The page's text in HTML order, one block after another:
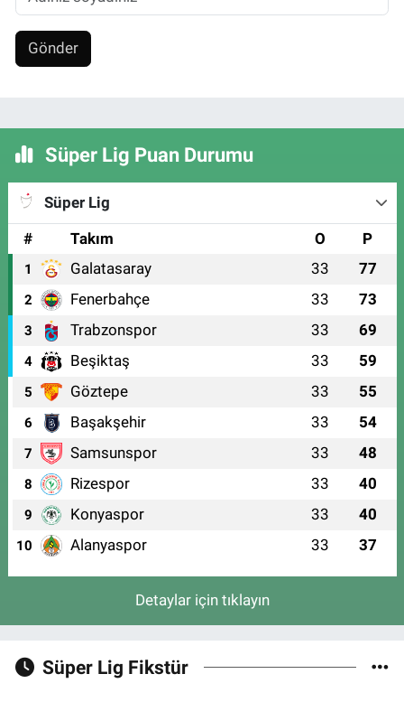
Gönder
Süper Lig Puan Durumu
Süper Lig
#
Takım O P
1 Galatasaray 33 77
2 Fenerbahçe 33 73
3 Trabzonspor 33 69
4 Beşiktaş 33 59
5 Göztepe 33 55
6 Başakşehir 33 54
7 Samsunspor 33 48
8 Rizespor 33 40
9 Konyaspor 33 40
10 Alanyaspor 33 37
Detaylar için tıklayın
Süper Lig Fikstür